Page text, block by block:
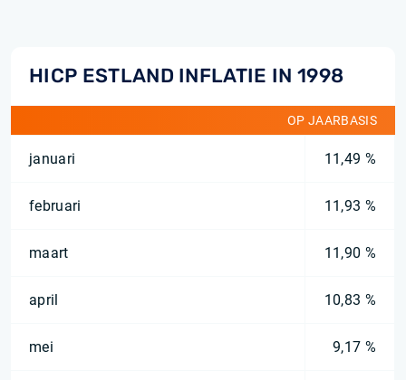
HICP ESTLAND INFLATIE IN 1998
OP JAARBASIS
januari 11,49 %
februari 11,93 %
maart 11,90 %
april 10,83 %
mei 9,17 %